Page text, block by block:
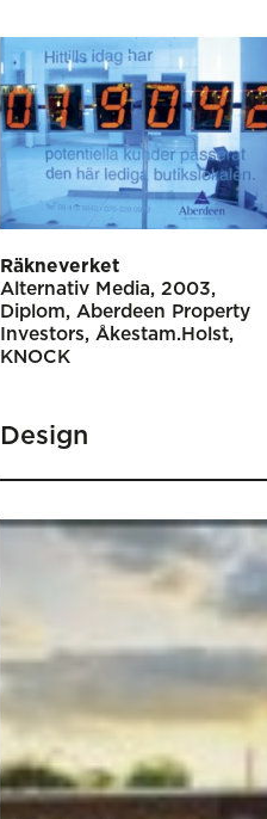
Räkneverket
Alternativ Media
2003
Diplom
Aberdeen Property
Investors
Åkestam.Holst,
KNOCK
Design